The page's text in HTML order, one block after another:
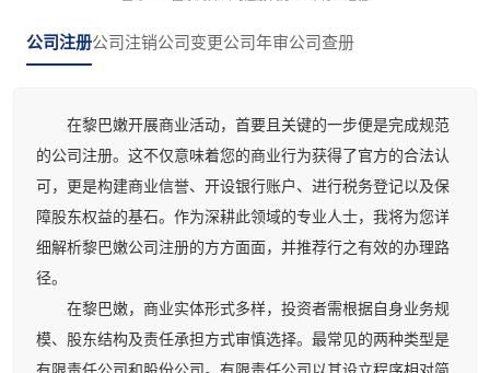
公司注册公司注销公司变更公司年审公司查册
在黎巴嫩开展商业活动，首要且关键的一步便是完成规范
的公司注册。这不仅意味着您的商业行为获得了官方的合法认
可，更是构建商业信誉、开设银行账户、进行税务登记以及保
障股东权益的基石。作为深耕此领域的专业人士，我将为您详
细解析黎巴嫩公司注册的方方面面，并推荐行之有效的办理路
径。
在黎巴嫩，商业实体形式多样，投资者需根据自身业务规
模、股东结构及责任承担方式审慎选择。最常见的两种类型是